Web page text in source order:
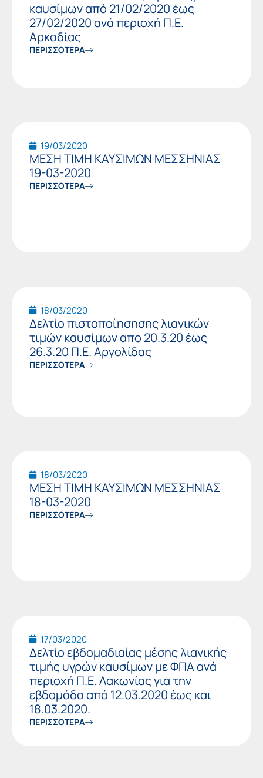
καυσίμων από 21/02/2020 έως
27/02/2020 ανά περιοχή Π.Ε.
Αρκαδίας
ΠΕΡΙΣΣΟΤΕΡΑ
19/03/2020
ΜΕΣΗ ΤΙΜΗ ΚΑΥΣΙΜΩΝ ΜΕΣΣΗΝΙΑΣ
19-03-2020
ΠΕΡΙΣΣΟΤΕΡΑ
18/03/2020
Δελτίο πιστοποίησησης λιανικών
τιμών καυσίμων απο 20.3.20 έως
26.3.20 Π.Ε. Αργολίδας
ΠΕΡΙΣΣΟΤΕΡΑ
18/03/2020
ΜΕΣΗ ΤΙΜΗ ΚΑΥΣΙΜΩΝ ΜΕΣΣΗΝΙΑΣ
18-03-2020
ΠΕΡΙΣΣΟΤΕΡΑ
17/03/2020
Δελτίο εβδομαδιαίας μέσης λιανικής
τιμής υγρών καυσίμων με ΦΠΑ ανά
περιοχή Π.Ε. Λακωνίας για την
εβδομάδα από 12.03.2020 έως και
18.03.2020.
ΠΕΡΙΣΣΟΤΕΡΑ